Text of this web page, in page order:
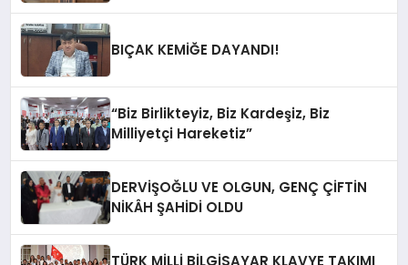
BIÇAK KEMİĞE DAYANDI!
“Biz Birlikteyiz, Biz Kardeşiz, Biz
Milliyetçi Hareketiz”
DERVİŞOĞLU VE OLGUN, GENÇ ÇİFTİN
NİKÂH ŞAHİDİ OLDU
TÜRK MİLLİ BİLGİSAYAR KLAVYE TAKIMI